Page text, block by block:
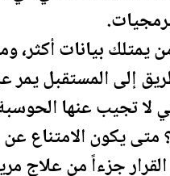
بيانات أكثر،
إلى المستقبليمر
لا تجيب عنها
يكون الامتناع
جزءاً من علاج